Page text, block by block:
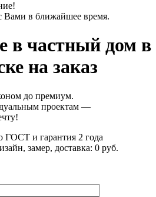
Вами в ближайшее время.
в частный дом в
на заказ
до премиум.
проектам —
ГОСТ и гарантия 2 года
замер, доставка: 0 руб.